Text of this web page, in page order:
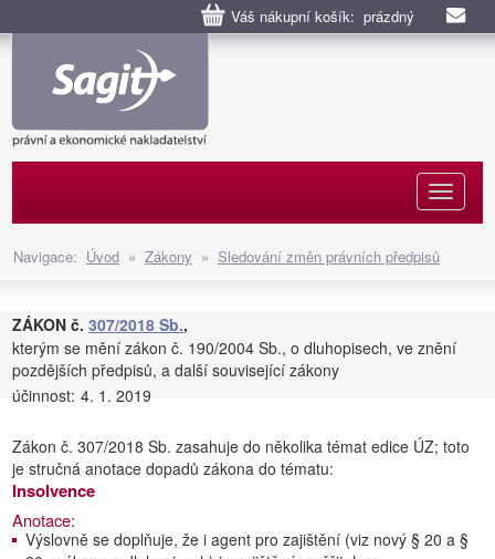
Váš nákupní košík: prázdný
Navigace: Úvod » Zákony » Sledování změn právních předpisů
ZÁKON č. 307/2018 Sb.,
kterým se mění zákon č. 190/2004 Sb., o dluhopisech, ve znění
pozdějších předpisů, a další související zákony
účinnost: 4. 1. 2019
Zákon č. 307/2018 Sb. zasahuje do několika témat edice ÚZ; toto
je stručná anotace dopadů zákona do tématu:
Insolvence
Anotace:
Výslovně se doplňuje, že i agent pro zajištění (viz nový § 20 a §